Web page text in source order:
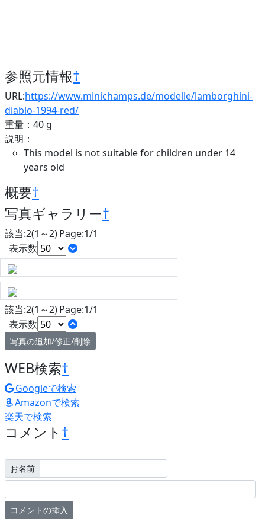
参照元情報†
URL:https://www.minichamps.de/modelle/lamborghini-
diablo-1994-red/
重量：40 g
説明：
This model is not suitable for children under 14
years old
概要†
写真ギャラリー†
該当:2(1～2) Page:1/1
表示数
該当:2(1～2) Page:1/1
表示数
写真の追加/修正/削除
WEB検索†
Googleで検索
Amazonで検索
楽天で検索
コメント †
お名前